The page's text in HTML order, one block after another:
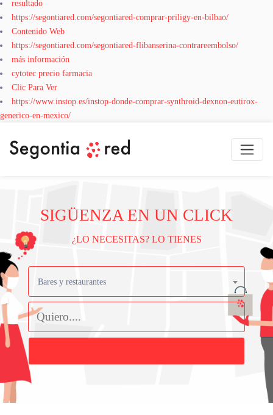
resultado
https://segontiared.com/segontiared-comprar-priligy-en-bilbao/
Contenido Web
https://segontiared.com/segontiared-flibanserina-contrareembolso/
más información
cytotec precio farmacia
Clic Para Ver
https://www.instop.es/instop-donde-comprar-synthroid-dexnon-eutirox-
generico-en-mexico/
SIGÜENZA EN UN CLICK
¿LO NECESITAS? LO TIENES
Bares y restaurantes